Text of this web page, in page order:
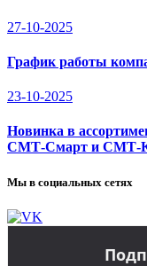
27-10-2025
График работы
23-10-2025
Новинка в
СМТ-Смарт и СМТ-
Мы в социальных сетях